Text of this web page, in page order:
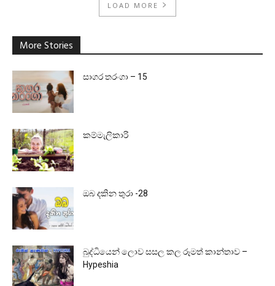
LOAD MORE
More Stories
සාගර තරංගා – 15
කම්මැලිකාරි
ඔබ දකින තුරා -28
බුද්ධියෙන් ලොව සසල කල රූමත් කාන්තාව –
Hypeshia